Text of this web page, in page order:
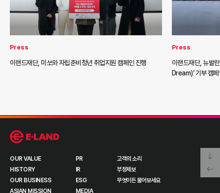
Press
이랜드재단, 미쏘와 자립준비청년 취업지원 캠페인 진행
Press
이랜드재단, 뉴발
Dream)’ 기부 캠
OUR VALUE
HISTORY
OUR BUSINESS
ASIAN MISSION
PR
IR
ESG
MEDIA
고객의 소리
부정제보
무엇이든 물어보세요